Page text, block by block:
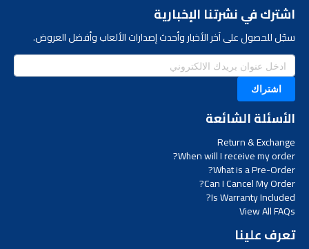
اشترك في نشرتنا الإخبارية
سجّل للحصول على آخر الأخبار وأحدث إصدارات الألعاب وأفضل العروض.
اشتراك
الأسئلة الشائعة
Return & Exchange
When will I receive my order?
What is a Pre-Order?
Can I Cancel My Order?
Is Warranty Included?
View All FAQs
تعرف علينا